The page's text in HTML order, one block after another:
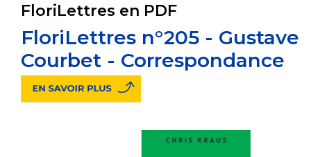
FloriLettres en PDF
FloriLettres n°205 - Gustave
Courbet - Correspondance